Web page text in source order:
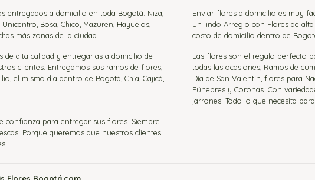
entregados a domicilio en toda Bogotá: Niza,
Bosa, Chico, Mazuren, Hayuelos,
más zonas de la ciudad.
Enviar flores a domicilio es muy
un lindo Arreglo con Flores de
costo de domicilio dentro de
alta calidad y entregarlas a domicilio de
clientes. Entregamos sus ramos de flores,
el mismo día dentro de Bogotá, Chía, Cajicá,
Las flores son el regalo perfecto
todas las ocasiones, Ramos de
Día de San Valentín, flores para
Fúnebres y Coronas. Con
jarrones. Todo lo que necesita
confianza para entregar sus flores. Siempre
Porque queremos que nuestros clientes
Flores Bogotá.com